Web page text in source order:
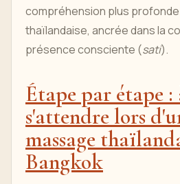
compréhension plus
thaïlandaise, ancrée dans la
présence consciente (sati).
Étape par étape :
s'attendre lors
massage
Bangkok